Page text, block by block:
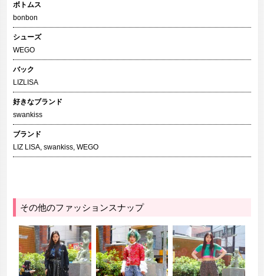
ボトムス
bonbon
シューズ
WEGO
バック
LIZLISA
好きなブランド
swankiss
ブランド
LIZ LISA, swankiss, WEGO
その他のファッションスナップ